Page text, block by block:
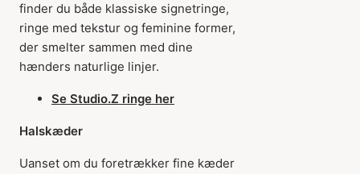
finder du både klassiske signetringe,
ringe med tekstur og feminine former,
der smelter sammen med dine
hænders naturlige linjer.
Se Studio.Z ringe her
Halskæder
Uanset om du foretrækker fine kæder